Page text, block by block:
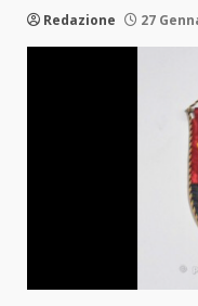
Redazione 27